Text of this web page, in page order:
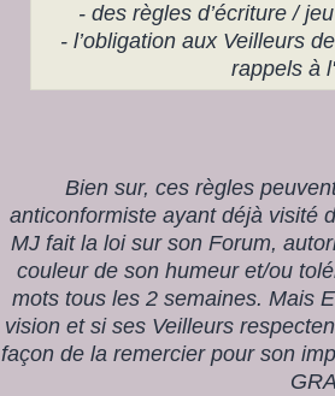
- des règles d’écriture /
- l’obligation aux Veilleurs
rappels à
Bien sur, ces règles
anticonformiste ayant déjà visité
MJ fait la loi sur son Forum,
couleur de son humeur et/ou
mots tous les 2 semaines. Mais
vision et si ses Veilleurs
façon de la remercier pour son